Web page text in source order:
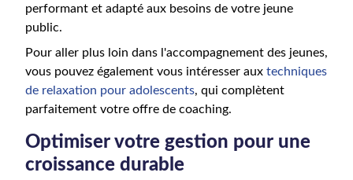
performant et adapté aux besoins de votre jeune
public.
Pour aller plus loin dans l'accompagnement des jeunes,
vous pouvez également vous intéresser aux techniques
de relaxation pour adolescents, qui complètent
parfaitement votre offre de coaching.
Optimiser votre gestion pour une
croissance durable